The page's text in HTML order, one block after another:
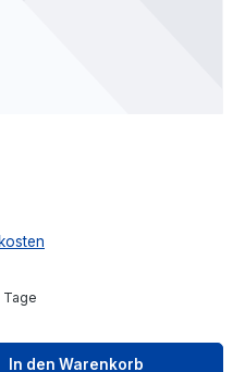
den
In den Warenkorb